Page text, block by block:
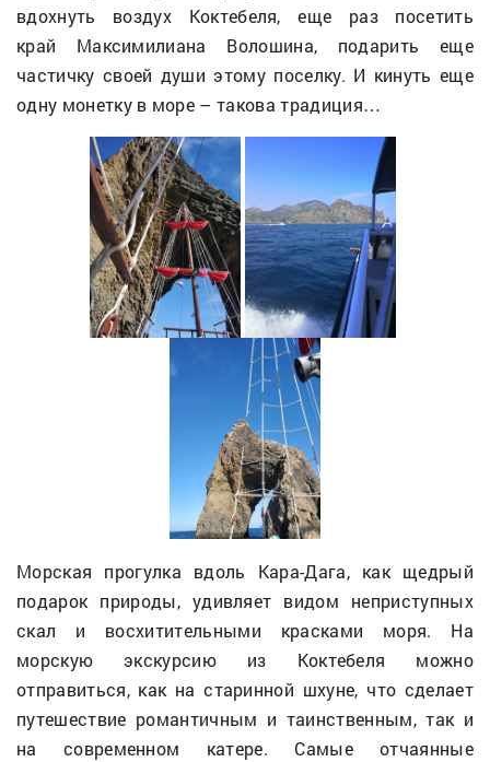
вдохнуть воздух Коктебеля, еще раз посетить
край Максимилиана Волошина, подарить еще
частичку своей души этому поселку. И кинуть еще
одну монетку в море – такова традиция…
Морская прогулка вдоль Кара-Дага, как щедрый
подарок природы, удивляет видом неприступных
скал и восхитительными красками моря. На
морскую экскурсию из Коктебеля можно
отправиться, как на старинной шхуне, что сделает
путешествие романтичным и таинственным, так и
на современном катере. Самые отчаянные